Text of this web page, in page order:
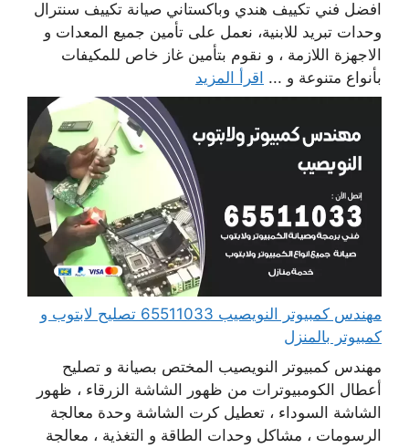
افضل فني تكييف هندي وباكستاني صيانة تكييف سنترال
وحدات تبريد للابنية، نعمل على تأمين جميع المعدات و
الاجهزة اللازمة ، و نقوم بتأمين غاز خاص للمكيفات
بأنواع متنوعة و ... اقرأ المزيد
مهندس كمبيوتر النويصيب 65511033 تصليح لابتوب و
كمبيوتر بالمنزل
مهندس كمبيوتر النويصيب المختص بصيانة و تصليح
أعطال الكومبيوترات من ظهور الشاشة الزرقاء ، ظهور
الشاشة السوداء ، تعطيل كرت الشاشة وحدة معالجة
الرسومات ، مشاكل وحدات الطاقة و التغذية ، معالجة